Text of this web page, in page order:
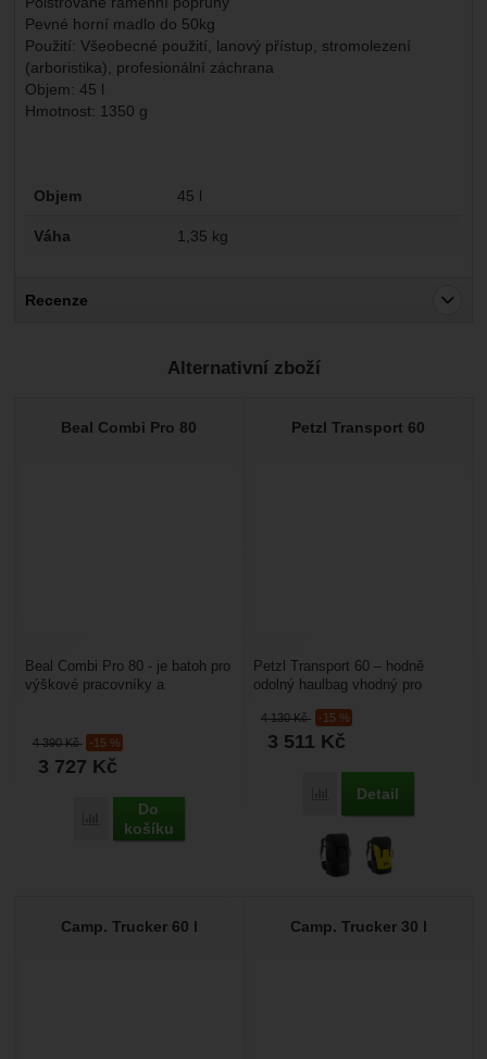
Pevné horní madlo do 50kg
Použití: Všeobecné použití, lanový přístup, stromolezení
(arboristika), profesionální záchrana
Objem: 45 l
Hmotnost: 1350 g
Parametry
Objem 45 l
Váha 1,35 kg
Recenze
Nebyla přidána žádná recenze.
Alternativní zboží
Beal Combi Pro 80
4 390Kč -15 %
3 727 Kč
Porovnat
Do
košíku
Beal Combi Pro 80 - je batoh pro
výškové pracovníky a
Petzl Transport 60
4 130Kč -15 %
3 511 Kč
Porovnat
Detail
Petzl Transport 60 – hodně
odolný haulbag vhodný pro
práce. Má pohodlné...
Camp. Trucker 60 l Camp. Trucker 30 l